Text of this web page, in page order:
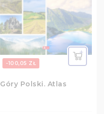
-100,05 ZŁ
Góry Polski. Atlas